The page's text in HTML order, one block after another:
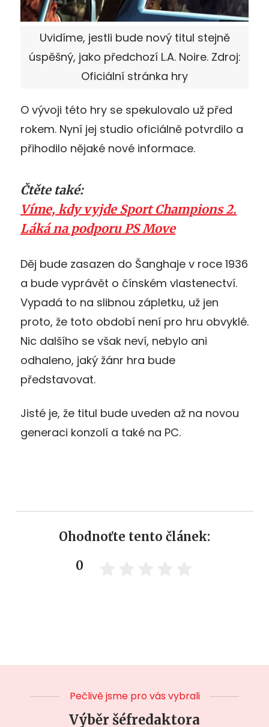
Uvidíme, jestli bude nový titul stejně
úspěšný, jako předchozí L.A. Noire. Zdroj:
Oficiální stránka hry
O vývoji této hry se spekulovalo už před
rokem. Nyní jej studio oficiálně potvrdilo a
přihodilo nějaké nové informace.
Čtěte také:
Víme, kdy vyjde Sport Champions 2.
Láká na podporu PS Move
Děj bude zasazen do Šanghaje v roce 1936
a bude vyprávět o čínském vlastenectví.
Vypadá to na slibnou zápletku, už jen
proto, že toto období není pro hru obvyklé.
Nic dalšího se však neví, nebylo ani
odhaleno, jaký žánr hra bude
představovat.
Jisté je, že titul bude uveden až na novou
generaci konzolí a také na PC.
Ohodnoťte tento článek:
0
Pečlivě jsme pro vás vybrali
Výběr šéfredaktora